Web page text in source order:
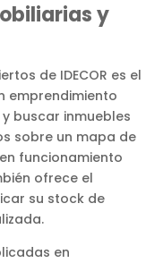
y
de IDECOR es el
emprendimiento
buscar inmuebles
sobre un mapa de
funcionamiento
ofrece el
su stock de
en